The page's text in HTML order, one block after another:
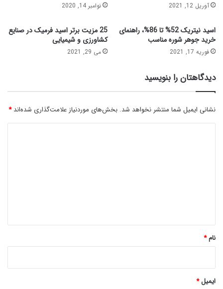
آوریل 12, 2021 نوامبر 14, 2020
اسید نیتریک 52% تا 86%، راهنمای
خرید جوهر شوره مناسب
فوریه 17, 2021
25 مزیت برتر اسید فرمیک در صنایع
کشاورزی و شیمیایی
می 29, 2021
دیدگاهتان را بنویسید
نشانی ایمیل شما منتشر نخواهد شد. بخش‌های موردنیاز علامت‌گذاری شده‌اند*
نام*
ایمیل*